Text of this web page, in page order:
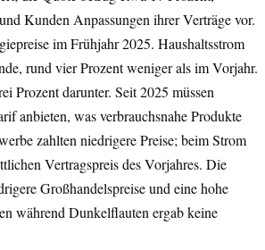
Kunden Anpassungen ihrer Verträge vor.
im Frühjahr 2025. Haushaltsstrom
rund vier Prozent weniger als im Vorjahr.
Prozent darunter. Seit 2025 müssen
anbieten, was verbrauchsnahe Produkte
zahlten niedrigere Preise; beim Strom
Vertragspreis des Vorjahres. Die
Großhandelspreise und eine hohe
während Dunkelflauten ergab keine